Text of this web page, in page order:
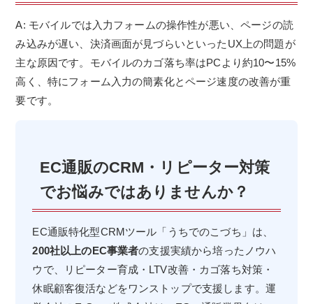
A: モバイルでは入力フォームの操作性が悪い、ページの読
み込みが遅い、決済画面が見づらいといったUX上の問題が
主な原因です。モバイルのカゴ落ち率はPCより約10〜15%
高く、特にフォーム入力の簡素化とページ速度の改善が重
要です。
EC通販のCRM・リピーター対策
でお悩みではありませんか？
EC通販特化型CRMツール「うちでのこづち」は、
200社以上のEC事業者の支援実績から培ったノウハ
ウで、リピーター育成・LTV改善・カゴ落ち対策・
休眠顧客復活などをワンストップで支援します。運